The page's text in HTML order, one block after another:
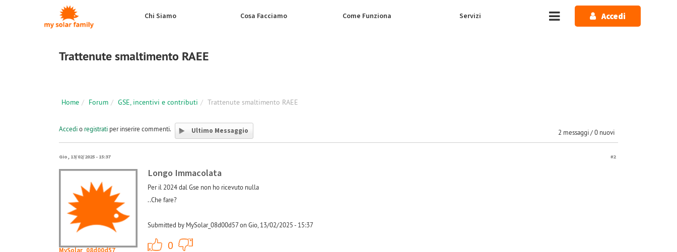
Salta al contenuto principale
Chi Siamo Cosa Facciamo Come Funziona Servizi Accedi
Trattenute smaltimento RAEE
Home Forum GSE, incentivi e contributi Trattenute smaltimento RAEE
2 messaggi / 0 nuovi
Accedio registrati per inserire commenti. Ultimo Messaggio
Gio, 13/02/2025 - 15:37 #2
Longo Immacolata
Per il 2024 dal Gse non ho ricevuto nulla
..Che fare?
Submitted by MySolar_08d00d57 on Gio, 13/02/2025 - 15:37
0